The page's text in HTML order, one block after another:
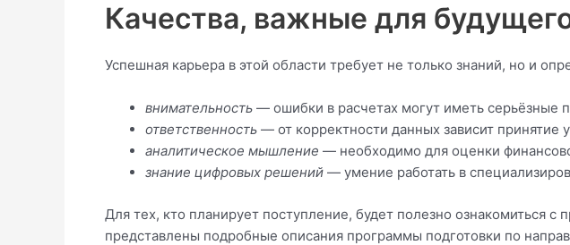
Качества, важные для
Успешная карьера в этой области требует не только знаний, но и
внимательность — ошибки в расчетах могут иметь серьёзные
ответственность — от корректности данных зависит принятие
аналитическое мышление — необходимо для оценки
знание цифровых решений — умение работать в
Для тех, кто планирует поступление, будет полезно ознакомиться
представлены подробные описания программы подготовки по